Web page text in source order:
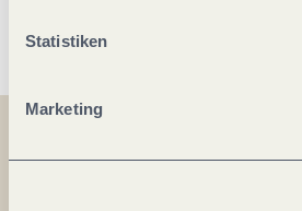
Statistiken
Marketing